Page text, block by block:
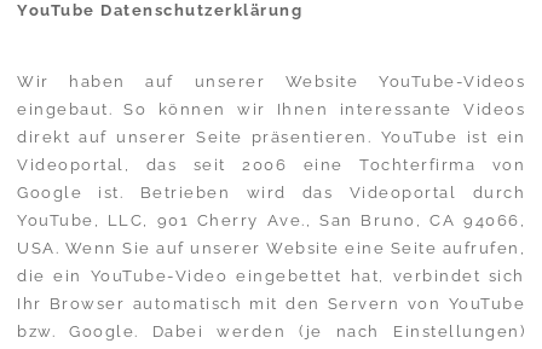
YouTube Datenschutzerklärung
Wir haben auf unserer Website YouTube-Videos
eingebaut. So können wir Ihnen interessante Videos
direkt auf unserer Seite präsentieren. YouTube ist ein
Videoportal, das seit 2006 eine Tochterfirma von
Google ist. Betrieben wird das Videoportal durch
YouTube, LLC, 901 Cherry Ave., San Bruno, CA 94066,
USA. Wenn Sie auf unserer Website eine Seite aufrufen,
die ein YouTube-Video eingebettet hat, verbindet sich
Ihr Browser automatisch mit den Servern von YouTube
bzw. Google. Dabei werden (je nach Einstellungen)